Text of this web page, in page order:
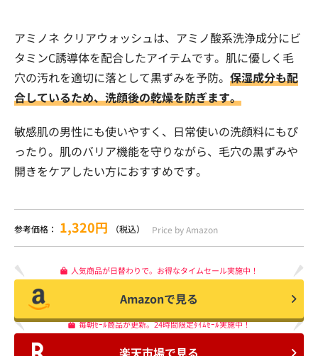
アミノネ クリアウォッシュは、アミノ酸系洗浄成分にビ
タミンC誘導体を配合したアイテムです。肌に優しく毛
穴の汚れを適切に落として黒ずみを予防。 保湿成分も配
合しているため、洗顔後の乾燥を防ぎます。
敏感肌の男性にも使いやすく、日常使いの洗顔料にもぴ
ったり。肌のバリア機能を守りながら、毛穴の黒ずみや
開きをケアしたい方におすすめです。
参考価格： 1,320円 （税込） Price by Amazon
人気商品が日替わりで。お得なタイムセール実施中！
Amazonで見る
毎朝ｾｰﾙ商品が更新。24時間限定ﾀｲﾑｾｰﾙ実施中！
楽天市場で見る